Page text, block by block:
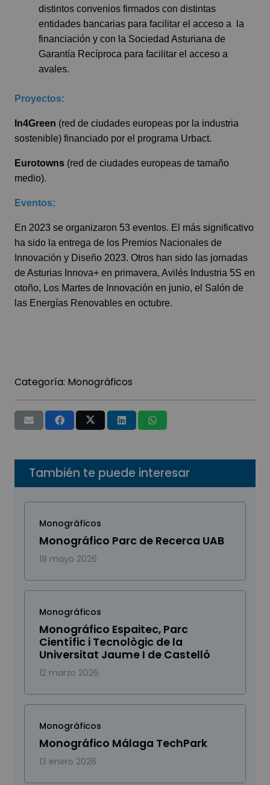
distintos convenios firmados con distintas
entidades bancarias para facilitar el acceso a la
financiación y con la Sociedad Asturiana de
Garantía Recíproca para facilitar el acceso a
avales.
Proyectos:
In4Green (red de ciudades europeas por la industria
sostenible) financiado por el programa Urbact.
Eurotowns (red de ciudades europeas de tamaño
medio).
Eventos:
En 2023 se organizaron 53 eventos. El más significativo
ha sido la entrega de los Premios Nacionales de
Innovación y Diseño 2023. Otros han sido las jornadas
de Asturias Innova+ en primavera, Avilés Industria 5S en
otoño, Los Martes de Innovación en junio, el Salón de
las Energías Renovables en octubre.
Categoría: Monográficos
También te puede interesar
Monográficos
Monográfico Parc de Recerca UAB
18 mayo 2026
Monográficos
Monográfico Espaitec, Parc
Científic i Tecnològic de la
Universitat Jaume I de Castelló
12 marzo 2026
Monográficos
Monográfico Málaga TechPark
13 enero 2026